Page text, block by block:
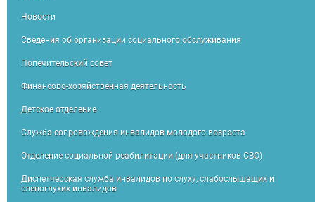
Новости
Сведения об организации социального обслуживания
Попечительский совет
Финансово-хозяйственная деятельность
Детское отделение
Служба сопровождения инвалидов молодого возраста
Отделение социальной реабилитации (для участников СВО)
Диспетчерская служба инвалидов по слуху, слабослышащих и
слепоглухих инвалидов